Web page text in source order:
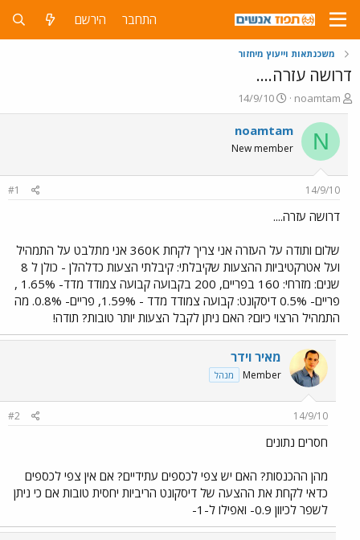
התחבר הירשם
משכנתאות וייעוץ מיחזור
דרושה עזרה....
פ
ו
ת
ח
ה
ו
ש
א
noamtam
פ
ו
ר
ם
ך
14/9/10
N
noamtam
New member
14/9/10
#1
דרושה עזרה....
שלום ותודה על העזרה אני צריך לקחת 360K אני מתלבט על התמהיל
ועל אטרקטיביות ההצעות שקיבלתי: קיבלתי הצעות כדלהלן - כולן ל 8
שנים: מזרחי: 160 בפריים, 200 בקבועה קבועה צמודד מדד- 1.65% ,
פריים- 0.5% דיסקונט: קבועה צמודד מדד - 1.59%, פריים- 0.8%. מה
התמהיל הרצוי כיום? האם ניתן לקבל הצעות יותר טובות? תודה!
מאיר וידר
Member מנהל
14/9/10
#2
חסרים נתונים
מהן ההכנסות? האם יש צפי לכספים עתידיים? אם אין צפי לכספים
כדאי לקחת את ההצעה של דיסקונט הריביות יחסית טובות אם כי ניתן
לשפר לכיוון 0.9- ואפילו ל-1-